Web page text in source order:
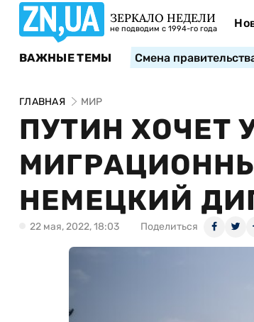
ЗЕРКАЛО НЕДЕЛИ
не подводим с 1994-го года
ВАЖНЫЕ ТЕМЫ Смена
ГЛАВНАЯ МИР
ПУТИН ХОЧЕТ
НЕМЕЦКИЙ
22 мая, 2022, 18:03 Поделиться